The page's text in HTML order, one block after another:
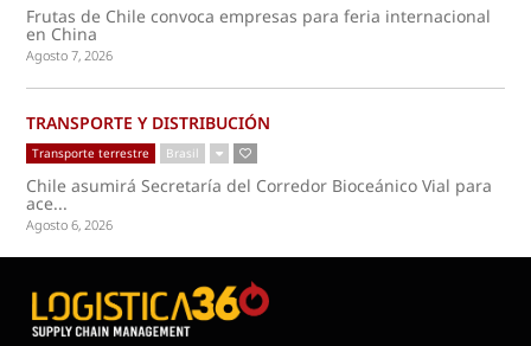
Frutas de Chile convoca empresas para feria internacional
en China
Agosto 7, 2026
TRANSPORTE Y DISTRIBUCIÓN
Transporte terrestre Brasil
Chile asumirá Secretaría del Corredor Bioceánico Vial para
ace...
Agosto 6, 2026